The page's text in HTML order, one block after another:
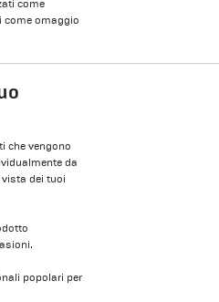
come
come omaggio
che vengono
da
dei tuoi
popolari per